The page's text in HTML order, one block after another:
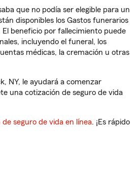
que no podía ser elegible para un
disponibles los Gastos funerarios
beneficio por fallecimiento puede
incluyendo el funeral, los
médicas, la cremación u otras
NY, le ayudará a comenzar
una cotización de seguro de vida
seguro de vida en línea. ¡Es rápido